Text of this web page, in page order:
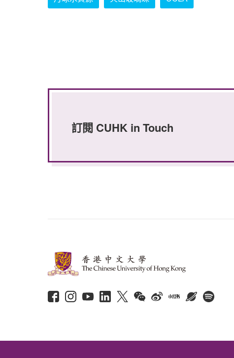
訂閱 CUHK in Touch